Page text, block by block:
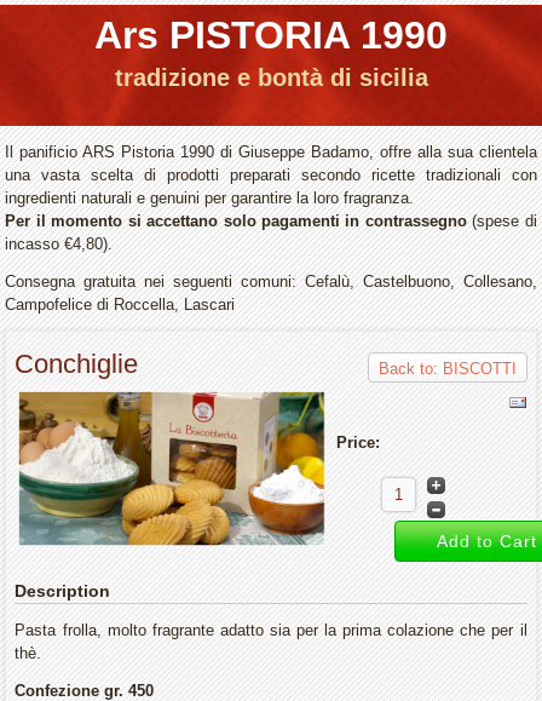
Ars PISTORIA 1990
tradizione e bontà di sicilia
Il panificio ARS Pistoria 1990 di Giuseppe Badamo, offre alla sua clientela
una vasta scelta di prodotti preparati secondo ricette tradizionali con
ingredienti naturali e genuini per garantire la loro fragranza.
Per il momento si accettano solo pagamenti in contrassegno(spese di
incasso €4,80).
Consegna gratuita nei seguenti comuni: Cefalù, Castelbuono, Collesano,
Campofelice di Roccella, Lascari
Back to: BISCOTTI
Conchiglie
Price:
Description
Pasta frolla, molto fragrante adatto sia per la prima colazione che per il
thè.
Confezione gr. 450